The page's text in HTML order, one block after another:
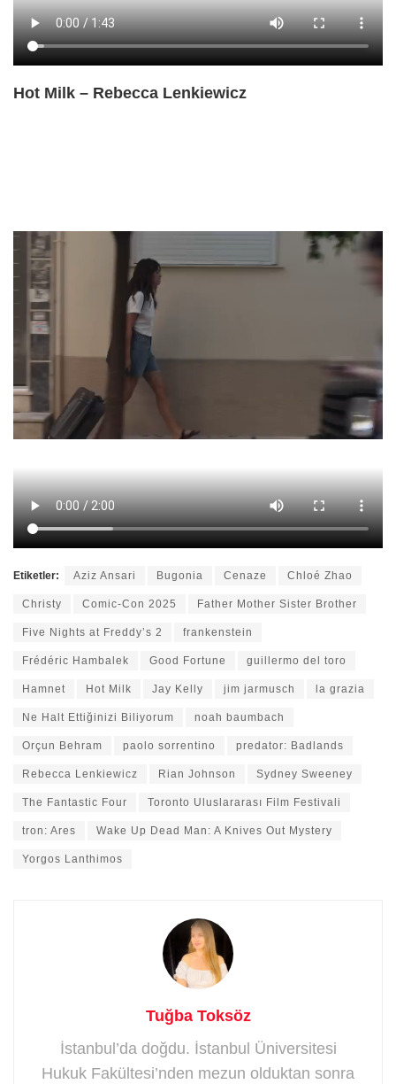
Hot Milk – Rebecca Lenkiewicz
Etiketler: Aziz Ansari Bugonia Cenaze Chloé Zhao
Christy Comic-Con 2025 Father Mother Sister Brother
Five Nights at Freddy’s 2 frankenstein
Frédéric Hambalek Good Fortune guillermo del toro
Hamnet Hot Milk Jay Kelly jim jarmusch la grazia
Ne Halt Ettiğinizi Biliyorum noah baumbach
Orçun Behram paolo sorrentino predator: Badlands
Rebecca Lenkiewicz Rian Johnson Sydney Sweeney
The Fantastic Four Toronto Uluslararası Film Festivali
tron: Ares Wake Up Dead Man: A Knives Out Mystery
Yorgos Lanthimos
Tuğba Toksöz
İstanbul’da doğdu. İstanbul Üniversitesi
Hukuk Fakültesi’nden mezun olduktan sonra